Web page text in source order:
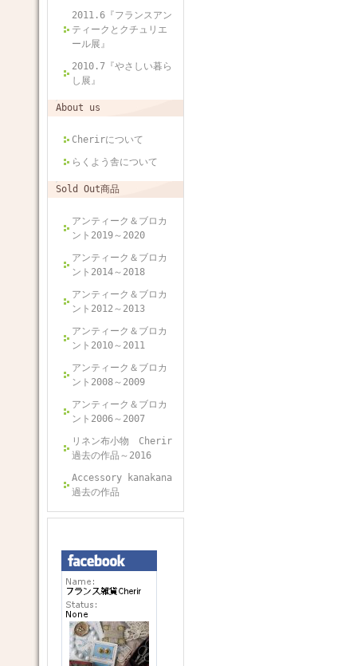
2011.6『フランスアン
ティークとクチュリエ
ール展』
2010.7『やさしい暮ら
し展』
About us
Cherirについて
らくよう舎について
Sold Out商品
アンティーク＆ブロカ
ント2019～2020
アンティーク＆ブロカ
ント2014～2018
アンティーク＆ブロカ
ント2012～2013
アンティーク＆ブロカ
ント2010～2011
アンティーク＆ブロカ
ント2008～2009
アンティーク＆ブロカ
ント2006～2007
リネン布小物 Cherir
過去の作品～2016
Accessory kanakana
過去の作品